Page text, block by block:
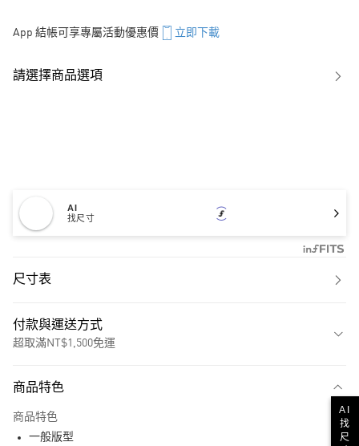
App 結帳可享專屬活動優惠價 立即下載
請選擇商品選項
AI
找尺寸
尺寸表
付款與運送方式
超取滿NT$1,500免運
商品特色
商品特色
一般版型
AI
找
尺